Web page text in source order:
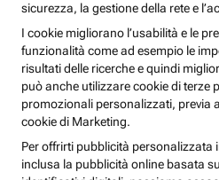
sicurezza, la gestione della rete e
I cookie migliorano l’usabilità e le
funzionalità come ad esempio le
risultati delle ricerche e quindi
può anche utilizzare cookie di terze
promozionali personalizzati, previa
cookie di Marketing.
Per offrirti pubblicità personalizzata
inclusa la pubblicità online basata